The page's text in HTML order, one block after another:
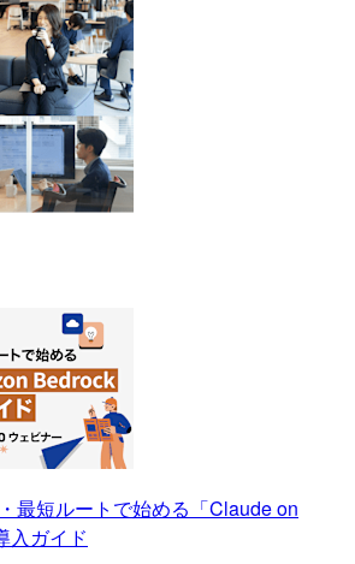
最短ルートで始める「Claude on
入ガイド